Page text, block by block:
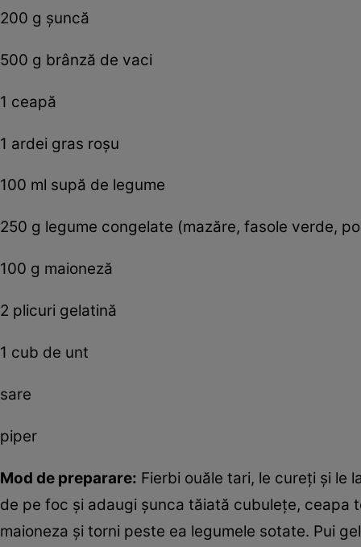
200 g şuncă
500 g brânză de vaci
1 ceapă
1 ardei gras roşu
100 ml supă de legume
250 g legume congelate (mazăre, fasole verde,
100 g maioneză
2 plicuri gelatină
1 cub de unt
sare
piper
Mod de preparare: Fierbi ouăle tari, le cureţi şi le
de pe foc şi adaugi şunca tăiată cubuleţe, ceapa
maioneza şi torni peste ea legumele sotate. Pui